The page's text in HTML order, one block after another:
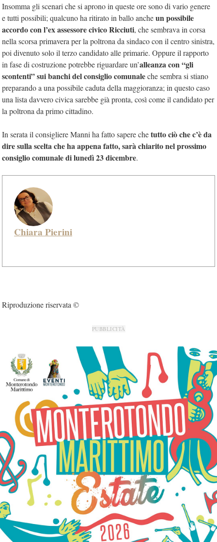
Insomma gli scenari che si aprono in queste ore sono di vario genere
e tutti possibili; qualcuno ha ritirato in ballo ancheun possibile
accordo con l’ex assessore civico Ricciuti, che sembrava in corsa
nella scorsa primavera per la poltrona da sindaco con il centro sinistra,
poi divenuto solo il terzo candidato alle primarie. Oppure il rapporto
in fase di costruzione potrebbe riguardare un’alleanza con “gli
scontenti” sui banchi del consiglio comunaleche sembra si stiano
preparando a una possibile caduta della maggioranza; in questo caso
una lista davvero civica sarebbe già pronta, così come il candidato per
la poltrona da primo cittadino.
In serata il consigliere Manni ha fatto sapere chetutto ciò che c’è da
dire sulla scelta che ha appena fatto, sarà chiarito nel prossimo
consiglio comunale di lunedì 23 dicembre.
Chiara Pierini
Riproduzione riservata ©
PUBBLICITÀ